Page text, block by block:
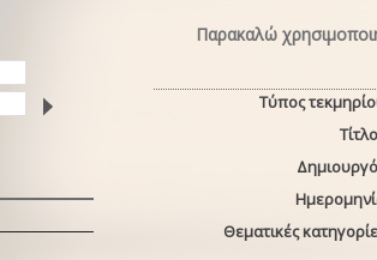
Παρακαλώ
Τύπος
Θεματικές